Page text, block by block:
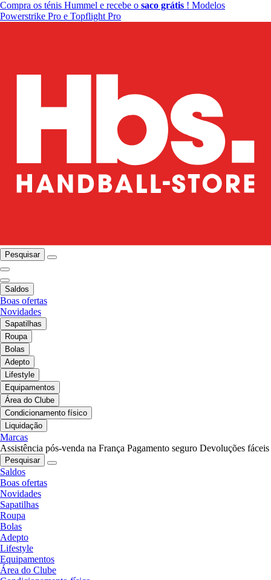
Compra os ténis Hummel e recebe o saco grátis ! Modelos
Powerstrike Pro e Topflight Pro
Pesquisar
Saldos
Boas ofertas
Novidades
Sapatilhas
Roupa
Bolas
Adepto
Lifestyle
Equipamentos
Área do Clube
Condicionamento físico
Liquidação
Marcas
Assistência pós-venda na França Pagamento seguro Devoluções fáceis
Pesquisar
Saldos
Boas ofertas
Novidades
Sapatilhas
Roupa
Bolas
Adepto
Lifestyle
Equipamentos
Área do Clube